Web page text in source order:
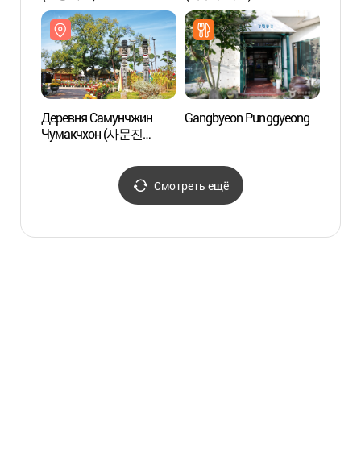
Деревня Самунчжин
Чумакчхон (사문진
Gangbyeon Punggyeong
Смотреть ещё